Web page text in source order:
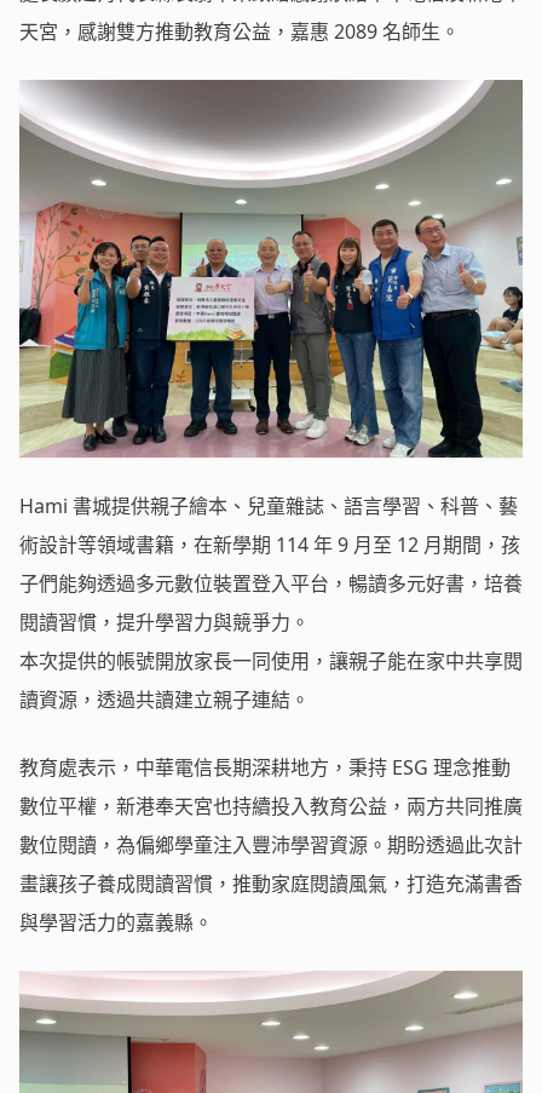
天宮，感謝雙方推動教育公益，嘉惠 2089 名師生。
Hami 書城提供親子繪本、兒童雜誌、語言學習、科普、藝
術設計等領域書籍，在新學期 114 年 9 月至 12 月期間，孩
子們能夠透過多元數位裝置登入平台，暢讀多元好書，培養
閱讀習慣，提升學習力與競爭力。
本次提供的帳號開放家長一同使用，讓親子能在家中共享閱
讀資源，透過共讀建立親子連結。
教育處表示，中華電信長期深耕地方，秉持 ESG 理念推動
數位平權，新港奉天宮也持續投入教育公益，兩方共同推廣
數位閱讀，為偏鄉學童注入豐沛學習資源。期盼透過此次計
畫讓孩子養成閱讀習慣，推動家庭閱讀風氣，打造充滿書香
與學習活力的嘉義縣。